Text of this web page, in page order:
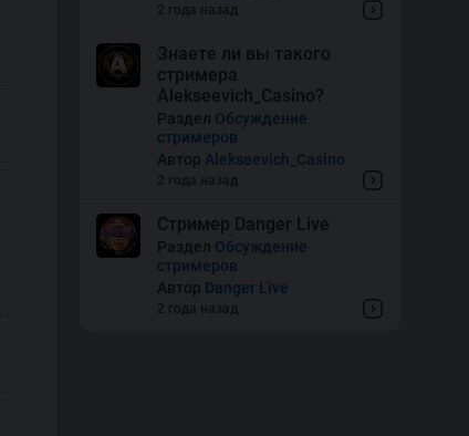
2 года назад
Знаете ли вы такого
стримера
Alekseevich_Casino?
Раздел Обсуждение
стримеров
Автор Alekseevich_Casino
2 года назад
Стример Danger Live
Раздел Обсуждение
стримеров
Автор Danger Live
2 года назад